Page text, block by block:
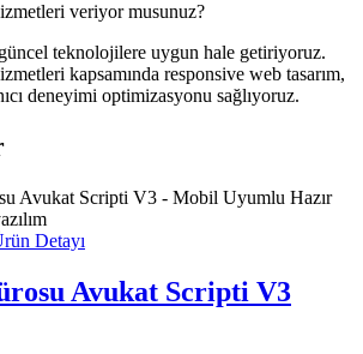
veriyor musunuz?
teknolojilere uygun hale getiriyoruz.
kapsamında responsive web tasarım,
deneyimi optimizasyonu sağlıyoruz.
Detayı
Avukat Scripti V3